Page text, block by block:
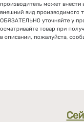
производитель может внести
внешний вид производимого
ОБЯЗАТЕЛЬНО уточняйте у
осматривайте товар при
в описании, пожалуйста,